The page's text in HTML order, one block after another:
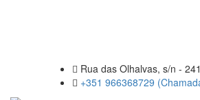
Rua das Olhalvas, s/n -
+351 966368729